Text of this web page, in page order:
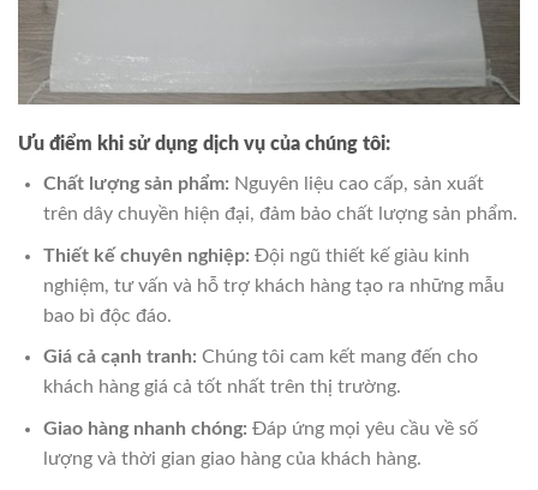
Ưu điểm khi sử dụng dịch vụ của chúng tôi:
Chất lượng sản phẩm: Nguyên liệu cao cấp, sản xuất
trên dây chuyền hiện đại, đảm bảo chất lượng sản phẩm.
Thiết kế chuyên nghiệp: Đội ngũ thiết kế giàu kinh
nghiệm, tư vấn và hỗ trợ khách hàng tạo ra những mẫu
bao bì độc đáo.
Giá cả cạnh tranh: Chúng tôi cam kết mang đến cho
khách hàng giá cả tốt nhất trên thị trường.
Giao hàng nhanh chóng: Đáp ứng mọi yêu cầu về số
lượng và thời gian giao hàng của khách hàng.